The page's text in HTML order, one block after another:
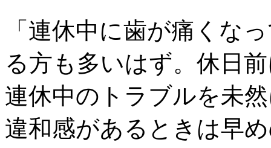
「連休中に歯が痛くな
る方も多いはず。休日
連休中のトラブルを未
違和感があるときは早